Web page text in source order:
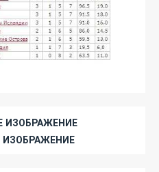
ИЗОБРАЖЕНИЕ